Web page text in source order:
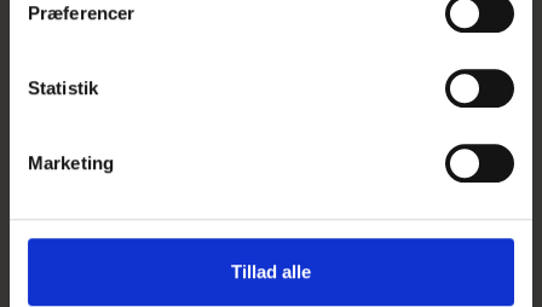
Præferencer
Statistik
Marketing
Tillad alle
26,95 DKK
Vis produkt